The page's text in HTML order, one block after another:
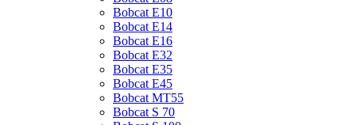
Bobcat E10
Bobcat E14
Bobcat E16
Bobcat E32
Bobcat E35
Bobcat E45
Bobcat MT55
Bobcat S 70